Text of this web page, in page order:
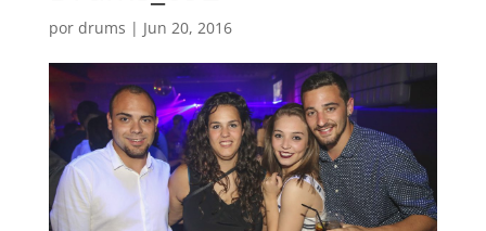
por drums | Jun 20, 2016